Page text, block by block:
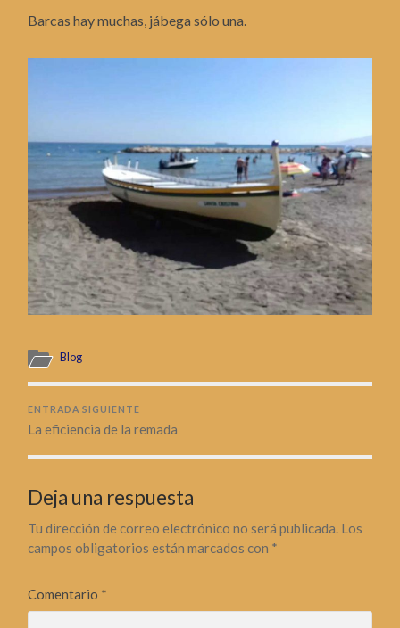
Barcas hay muchas, jábega sólo una.
Blog
ENTRADA SIGUIENTE
La eficiencia de la remada
Deja una respuesta
Tu dirección de correo electrónico no será publicada. Los
campos obligatorios están marcados con *
Comentario *